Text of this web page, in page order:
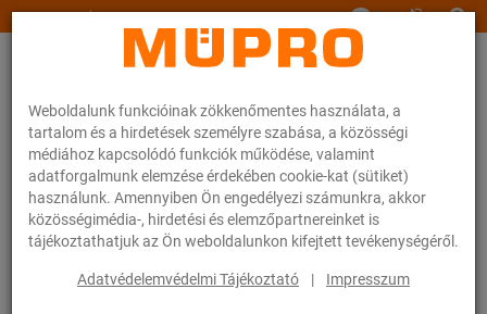
Weboldalunk funkcióinak zökkenőmentes használata, a
tartalom és a hirdetések személyre szabása, a közösségi
médiához kapcsolódó funkciók működése, valamint
adatforgalmunk elemzése érdekében cookie-kat (sütiket)
használunk. Amennyiben Ön engedélyezi számunkra, akkor
közösségimédia-, hirdetési és elemzőpartnereinket is
tájékoztathatjuk az Ön weboldalunkon kifejtett tevékenységéről.
Adatvédelemvédelmi Tájékoztató | Impresszum
www.muepro.hu
Webáruhàz Rögzítéstechnika Csőbilincsek Csavaros csőbilincsek
27 / 54